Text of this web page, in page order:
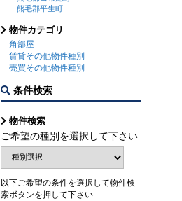
熊毛郡平生町
物件カテゴリ
角部屋
賃貸その他物件種別
売買その他物件種別
条件検索
物件検索
ご希望の種別を選択して下さい
以下ご希望の条件を選択して物件検
索ボタンを押して下さい